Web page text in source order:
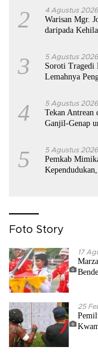
2 4 Agustus 2026
Warisan Mgr.
daripada
3 5 Agustus 2026
Soroti Tragedi
Lemahnya
4 5 Agustus 2026
Tekan Antrean
Ganjil-Genap
5 5 Agustus 2026
Pemkab
Foto Story
17
25